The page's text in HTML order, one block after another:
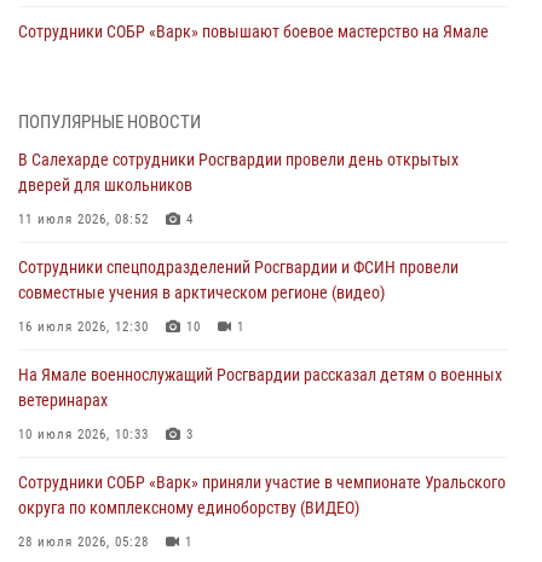
Сотрудники СОБР «Варк» повышают боевое мастерство на Ямале
Офицеры спецназа Росгвардии провели практическое занятие для
29 июля 2026, 10:42
В Уральском округе Росгвардии состоялось заседание
29 июля 2026, 10:39
Сотрудники СОБР «Варк» приняли участие в чемпионате Уральского
На Полярном круге Росгвардия обеспечила безопасность турнира
27 июля 2026, 09:04
ПОПУЛЯРНЫЕ НОВОСТИ
В Салехарде сотрудники Росгвардии провели день открытых
дверей для школьников
11 июля 2026, 08:52 4
Сотрудники спецподразделений Росгвардии и ФСИН провели
совместные учения в арктическом регионе (видео)
16 июля 2026, 12:30 10 1
На Ямале военнослужащий Росгвардии рассказал детям о военных
ветеринарах
10 июля 2026, 10:33 3
Сотрудники СОБР «Варк» приняли участие в чемпионате Уральского
округа по комплексному единоборству (ВИДЕО)
28 июля 2026, 05:28 1